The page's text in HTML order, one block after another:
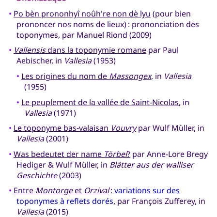
• Po bèn prononhyî noûh're non dè lyu (pour bien
prononcer nos noms de lieux) : prononciation des
toponymes, par Manuel Riond (2009)
• Vallensisdans la toponymie romanepar Paul
Aebischer, in Vallesia(1953)
• Les origines du nom de Massongex, in Vallesia
(1955)
• Le peuplement de la vallée de Saint-Nicolas, in
Vallesia(1971)
• Le toponyme bas-valaisan Vouvrypar Wulf Müller, in
Vallesia(2001)
• Was bedeutet der name Törbel?par Anne-Lore Bregy
Hediger & Wulf Müller, in Blätter aus der walliser
Geschichte(2003)
• Entre Montorgeet Orzival: variations sur des
toponymes à reflets dorés, par François Zufferey, in
Vallesia(2015)